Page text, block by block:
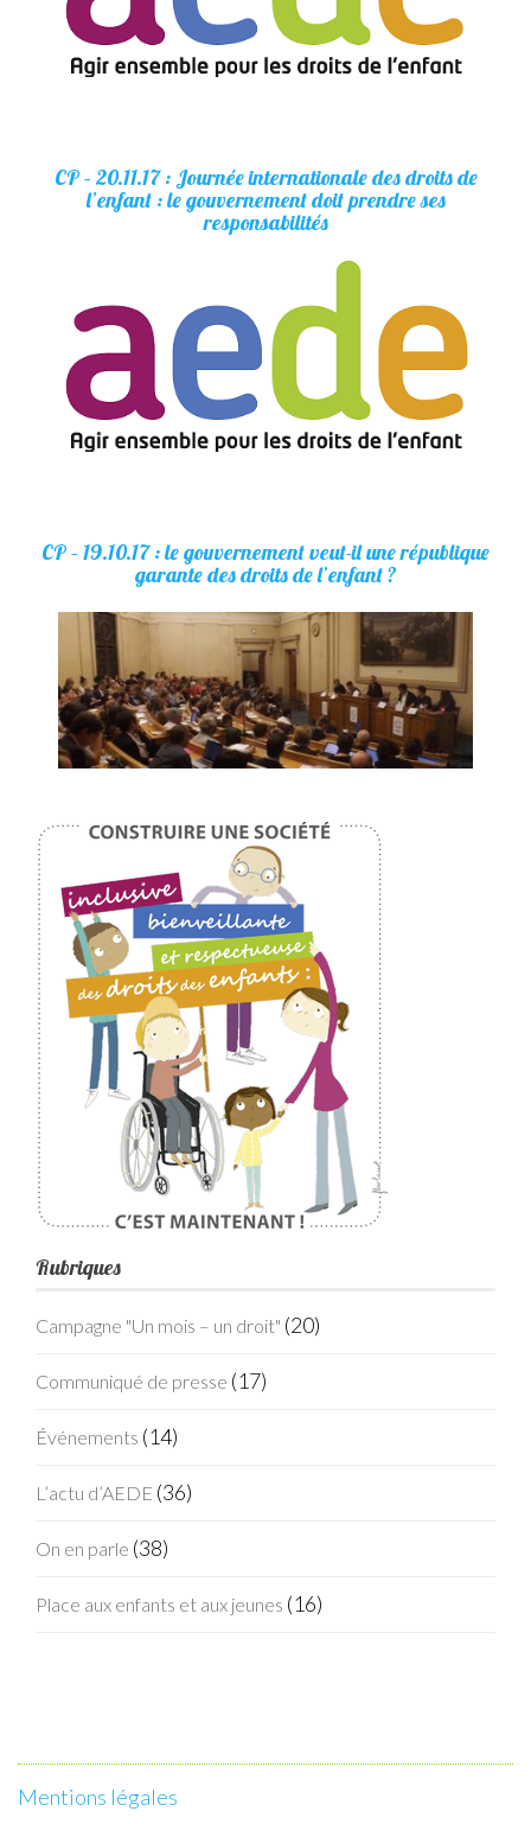
CP – 20.11.17 : Journée internationale des droits de
l’enfant : le gouvernement doit prendre ses
responsabilités
CP – 19.10.17 : le gouvernement veut-il une république
garante des droits de l’enfant ?
Rubriques
Campagne "Un mois – un droit" (20)
Communiqué de presse (17)
Événements (14)
L’actu d’AEDE (36)
On en parle (38)
Place aux enfants et aux jeunes (16)
Mentions légales